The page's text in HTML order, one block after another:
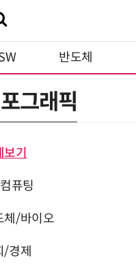
반도체
그래픽
기
퓨팅
체/바이오
/경제